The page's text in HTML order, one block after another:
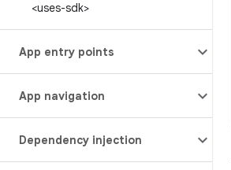
<uses-sdk>
App entry points
App navigation
Dependency injection